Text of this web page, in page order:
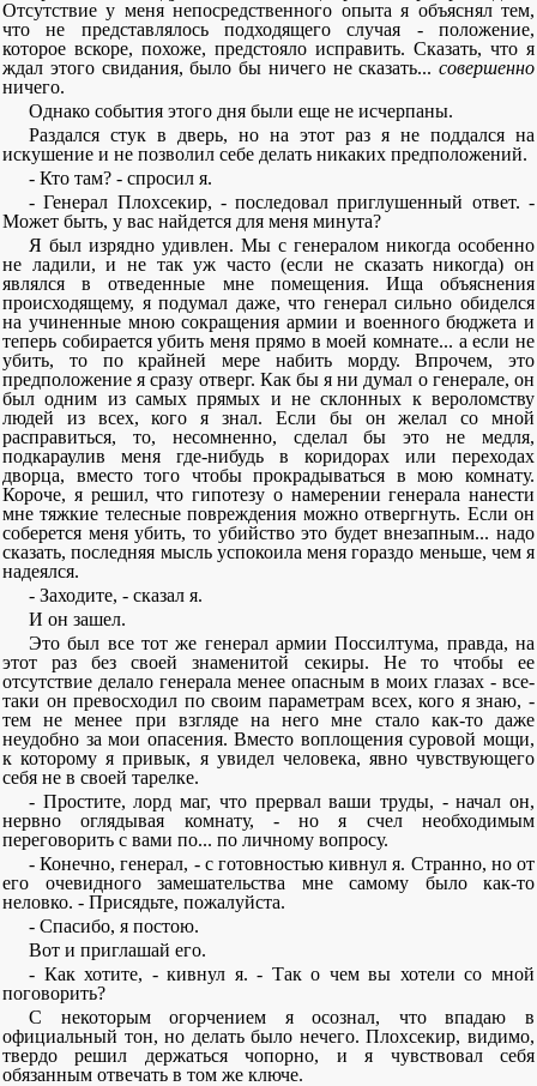
Отсутствие у меня непосредственного опыта я объяснял тем,
что не представлялось подходящего случая - положение,
которое вскоре, похоже, предстояло исправить. Сказать, что я
ждал этого свидания, было бы ничего не сказать... совершенно
ничего.
Однако события этого дня были еще не исчерпаны.
Раздался стук в дверь, но на этот раз я не поддался на
искушение и не позволил себе делать никаких предположений.
- Кто там? - спросил я.
- Генерал Плохсекир, - последовал приглушенный ответ. -
Может быть, у вас найдется для меня минута?
Я был изрядно удивлен. Мы с генералом никогда особенно
не ладили, и не так уж часто (если не сказать никогда) он
являлся в отведенные мне помещения. Ища объяснения
происходящему, я подумал даже, что генерал сильно обиделся
на учиненные мною сокращения армии и военного бюджета и
теперь собирается убить меня прямо в моей комнате... а если не
убить, то по крайней мере набить морду. Впрочем, это
предположение я сразу отверг. Как бы я ни думал о генерале, он
был одним из самых прямых и не склонных к вероломству
людей из всех, кого я знал. Если бы он желал со мной
расправиться, то, несомненно, сделал бы это не медля,
подкараулив меня где-нибудь в коридорах или переходах
дворца, вместо того чтобы прокрадываться в мою комнату.
Короче, я решил, что гипотезу о намерении генерала нанести
мне тяжкие телесные повреждения можно отвергнуть. Если он
соберется меня убить, то убийство это будет внезапным... надо
сказать, последняя мысль успокоила меня гораздо меньше, чем я
надеялся.
- Заходите, - сказал я.
И он зашел.
Это был все тот же генерал армии Поссилтума, правда, на
этот раз без своей знаменитой секиры. Не то чтобы ее
отсутствие делало генерала менее опасным в моих глазах - все-
таки он превосходил по своим параметрам всех, кого я знаю, -
тем не менее при взгляде на него мне стало как-то даже
неудобно за мои опасения. Вместо воплощения суровой мощи,
к которому я привык, я увидел человека, явно чувствующего
себя не в своей тарелке.
- Простите, лорд маг, что прервал ваши труды, - начал он,
нервно оглядывая комнату, - но я счел необходимым
переговорить с вами по... по личному вопросу.
- Конечно, генерал, - с готовностью кивнул я. Странно, но от
его очевидного замешательства мне самому было как-то
неловко. - Присядьте, пожалуйста.
- Спасибо, я постою.
Вот и приглашай его.
- Как хотите, - кивнул я. - Так о чем вы хотели со мной
поговорить?
С некоторым огорчением я осознал, что впадаю в
официальный тон, но делать было нечего. Плохсекир, видимо,
твердо решил держаться чопорно, и я чувствовал себя
обязанным отвечать в том же ключе.